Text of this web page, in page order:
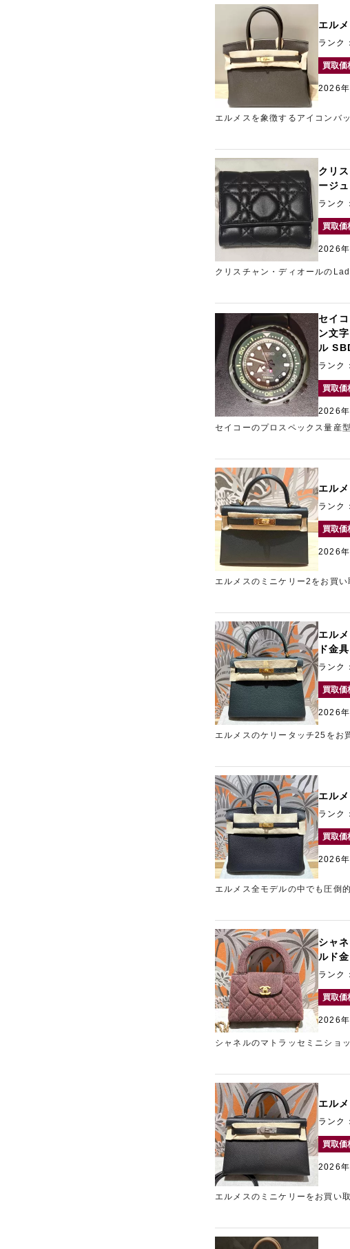
色です。サンローランパリはブ
ただきました。新宿東口にある
ります！
エル
ランク
買取価
2026
エルメスを象徴するアイコンバ
今回のお品物はベトン×ゴール
押し上げる重要なポイントとな
ど高価買取が期待できます。人
させていただきました。ギャラ
クリ
ージ
ランク
買取価
2026
クリスチャン・ディオールの
LadyDiorシリーズのLLotusウ
み合わせは上品な印象があるた
本品は使用感のないコンディシ
ンドバッグがございましたら、
セイ
ン文
ル
ランク
買取価
2026
セイコーのプロスペックス量産
した希少性の高い限定モデル
するため、完備品である点もプ
ンド時計の高価買取をご希望の
くださいませ。
エル
ランク
買取価
2026
エルメスのミニケリー2をお買
の一つとして知られており、世
極めて少なく、常に購入希望者
した需要を持つため、目一杯の
新宿東口店をご利用ください。
エル
ド金
ランク
買取価
2026
エルメスのケリータッチ25をお
仕様であり、市場でも高い評価
性が高く、付属書類の有無が査
させていただきました。お持ち
新宿東口店」までご相談くださ
エル
ランク
買取価
2026
エルメス全モデルの中でも圧倒
定番中の定番として世界中で需
イズであることも含め、相場上
宿東口にあるブランド買取店「
シャ
ルド
ランク
買取価
2026
シャネルのマトラッセミニショ
え、ウォッシュドデニム素材を
場が活発で、状態の良い個体は
ますので、シャネルの売却は新
エル
ランク
買取価
2026
エルメスのミニケリーをお買い
需要を誇るモデルです。今回
し、市場価値を最大限に反映し